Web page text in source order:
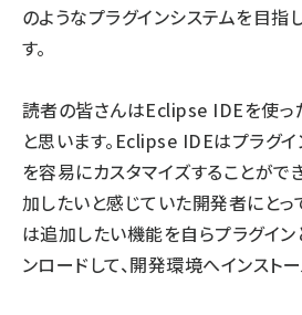
のようなプラグインシステムを目指
す。
読者の皆さんはEclipse IDEを使っ
と思います。Eclipse IDEはプラグイ
を容易にカスタマイズすることがで
加したいと感じていた開発者にとっ
は追加したい機能を自らプラグイ
ンロードして、開発環境へインスト